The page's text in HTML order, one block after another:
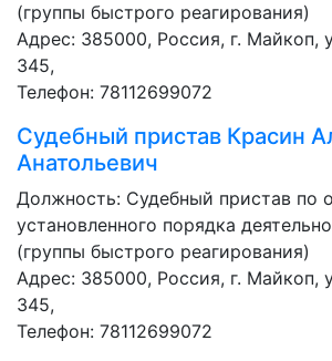
(группы быстрого реагирования)
Адрес: 385000, Россия, г. Майкоп,
345,
Телефон: 78112699072
Судебный пристав Красин
Анатольевич
Должность: Судебный пристав по
установленного порядка
(группы быстрого реагирования)
Адрес: 385000, Россия, г. Майкоп,
345,
Телефон: 78112699072